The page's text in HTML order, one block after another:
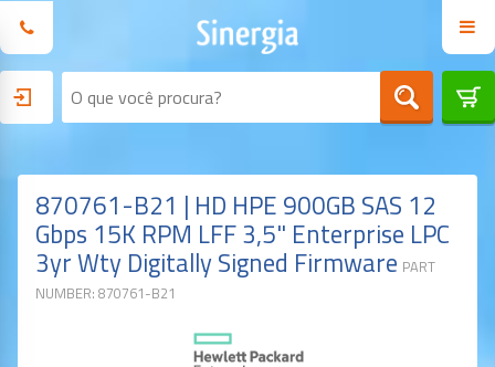
870761-B21 | HD HPE 900GB SAS 12
Gbps 15K RPM LFF 3,5" Enterprise LPC
3yr Wty Digitally Signed Firmware PART
NUMBER: 870761-B21